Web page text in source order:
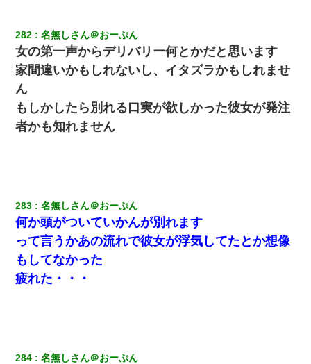
【悲報】姉と入浴中に大きくなってしまった結果ｗｗｗｗｗｗｗ
ｗ
彼にプロポーズされたんだけど、実は資産家だと知って婚約破棄
した。B子「A男くんと別れたって本当？私が付き合ってもい
い？」
【GJ!】会社から帰宅中、広い駐車場にエンジンかけっ放しの車を
発見。しかも「ヒィ～」みたいな声も聞こえてきたので気になっ
て近寄ったら女の子がおっさんの下敷きになってた
隣の部屋の住民の母親、オートロックを突破してマンションに入
にしてなかったが、あまりにも子供が俺嫁に懐くので最後らへん
282 名無しさん＠おーぷん
女の第一声からデリバリー何とかだと思います
家間違いかもしれないし、イタズラかもしれませ
ん
もしかしたら別れる口実が欲しかった彼女が発注
者かも知れません
283 名無しさん＠おーぷん
何か頭がついていかんが別れます
って言うかあの流れで彼女が浮気してたとか想像
もしてなかった
疲れた・・・
284 名無しさん＠おーぷん